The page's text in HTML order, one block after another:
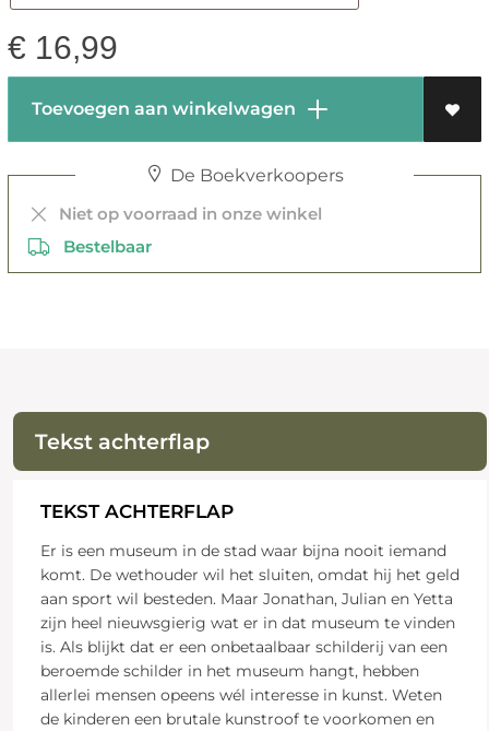
€ 16,99
Toevoegen aan winkelwagen
De Boekverkoopers
Niet op voorraad in onze winkel
Bestelbaar
Tekst achterflap
TEKST ACHTERFLAP
Er is een museum in de stad waar bijna nooit iemand
komt. De wethouder wil het sluiten, omdat hij het geld
aan sport wil besteden. Maar Jonathan, Julian en Yetta
zijn heel nieuwsgierig wat er in dat museum te vinden
is. Als blijkt dat er een onbetaalbaar schilderij van een
beroemde schilder in het museum hangt, hebben
allerlei mensen opeens wél interesse in kunst. Weten
de kinderen een brutale kunstroof te voorkomen en